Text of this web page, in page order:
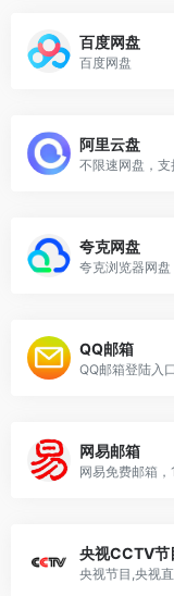
百度网盘
百度网盘
阿里云盘
不限速网盘，
夸克网盘
夸克浏览器网盘
QQ邮箱
QQ邮箱登陆入
网易邮箱
网易免费邮箱
央视CCTV节
央视节目,央视